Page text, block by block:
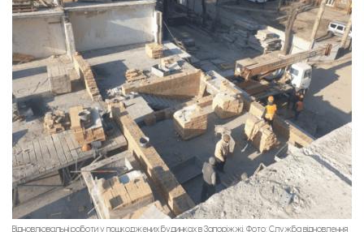
Відновлювальні роботи у пошкоджених будинках в Запоріжжі. Фото: Служба відновлення